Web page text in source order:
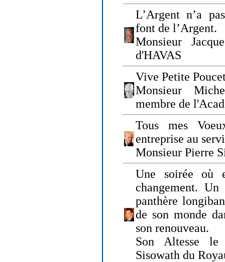
L’Argent n’a
font de l’Argent.
Monsieur
d'HAVAS
Vive Petite
Monsieur
membre de
Tous mes
entreprise au
Monsieur Pierre
Une soirée où
changement.
panthère
de son monde
son renouveau.
Son Altesse le
Sisowath du